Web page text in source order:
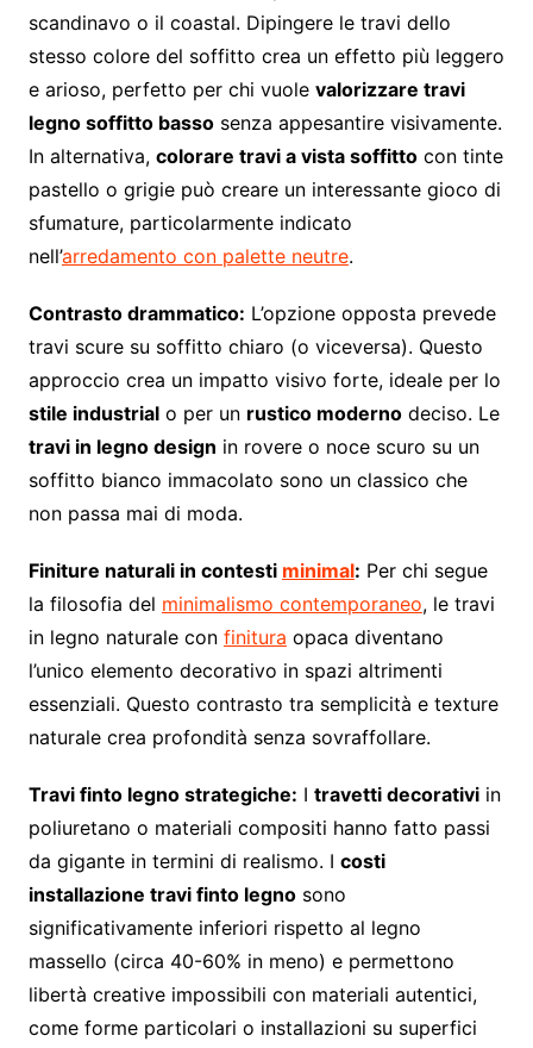
scandinavo o il coastal. Dipingere le travi dello
stesso colore del soffitto crea un effetto più leggero
e arioso, perfetto per chi vuole valorizzare travi
legno soffitto bassosenza appesantire visivamente.
In alternativa, colorare travi a vista soffittocon tinte
pastello o grigie può creare un interessante gioco di
sfumature, particolarmente indicato
nell’arredamento con palette neutre.
Contrasto drammatico: L’opzione opposta prevede
travi scure su soffitto chiaro (o viceversa). Questo
approccio crea un impatto visivo forte, ideale per lo
stile industrialo per un rustico modernodeciso. Le
travi in legno design in rovere o noce scuro su un
soffitto bianco immacolato sono un classico che
non passa mai di moda.
Finiture naturali in contesti minimal: Per chi segue
la filosofia del minimalismo contemporaneo, le travi
in legno naturale con finitura opaca diventano
l’unico elemento decorativo in spazi altrimenti
essenziali. Questo contrasto tra semplicità e texture
naturale crea profondità senza sovraffollare.
Travi finto legno strategiche: I travetti decorativiin
poliuretano o materiali compositi hanno fatto passi
da gigante in termini di realismo. I costi
installazione travi finto legnosono
significativamente inferiori rispetto al legno
massello (circa 40-60% in meno) e permettono
libertà creative impossibili con materiali autentici,
come forme particolari o installazioni su superfici